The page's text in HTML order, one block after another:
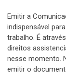
Emitir a
indispensável
trabalho. É
direitos
nesse momento.
emitir o